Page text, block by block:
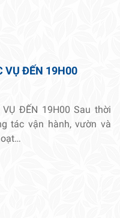
VỤ ĐẾN 19H00
VỤ ĐẾN 19H00 Sau thời
tác vận hành, vườn và